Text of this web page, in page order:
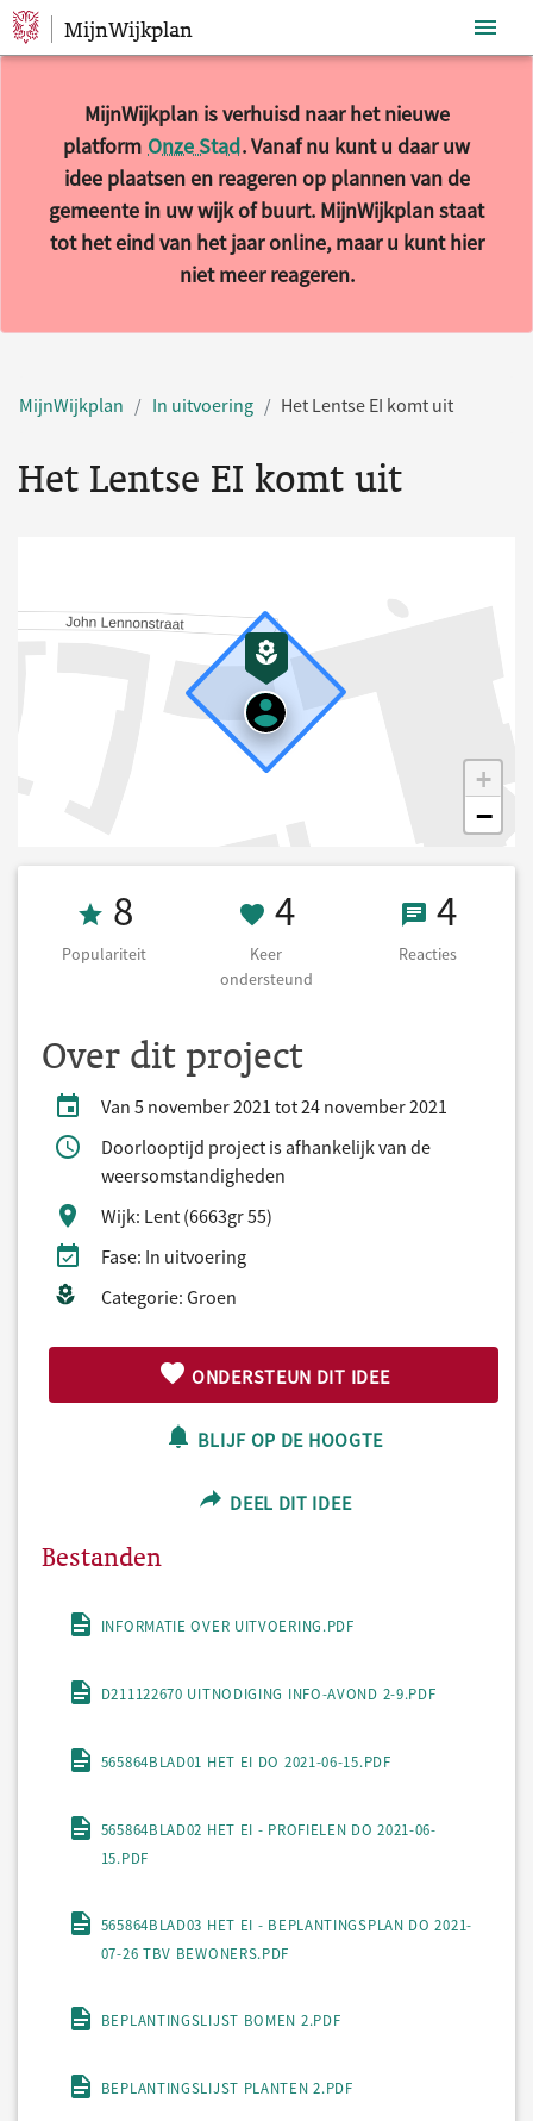
Sla navigatie over
MijnWijkplan
MijnWijkplan is verhuisd naar het nieuwe
platform Onze Stad. Vanaf nu kunt u daar uw
idee plaatsen en reageren op plannen van de
gemeente in uw wijk of buurt. MijnWijkplan staat
tot het eind van het jaar online, maar u kunt hier
niet meer reageren.
MijnWijkplan In uitvoering Het Lentse EI komt uit
Het Lentse EI komt uit
+
−
Populariteit 8
8
Populariteit
4 Keer
4
Keer
ondersteund
4 4
Reacties
Over dit project
Van 5 november 2021 tot 24 november 2021
Doorlooptijd project is afhankelijk van de
weersomstandigheden
Wijk: Lent (6663gr 55)
Fase: In uitvoering
Categorie: Groen
ONDERSTEUN DIT IDEE
BLIJF OP DE HOOGTE
DEEL DIT IDEE
Bestanden
INFORMATIE OVER UITVOERING.PDF
D211122670 UITNODIGING INFO-AVOND 2-9.PDF
565864BLAD01 HET EI DO 2021-06-15.PDF
565864BLAD02 HET EI - PROFIELEN DO 2021-06-
15.PDF
565864BLAD03 HET EI - BEPLANTINGSPLAN DO 2021-
07-26 TBV BEWONERS.PDF
BEPLANTINGSLIJST BOMEN 2.PDF
BEPLANTINGSLIJST PLANTEN 2.PDF